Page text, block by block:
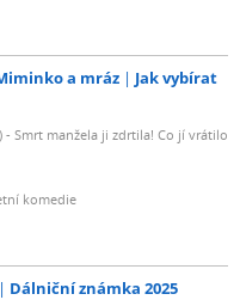
a mráz
Jak vybírat
- Smrt manžela ji zdrtila! Co jí vrátilo
komedie
Dálniční známka 2025